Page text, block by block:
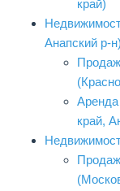
край)
Недвижимость - г. Анапа (Краснодарский
Анапский р-н)
Продажа
Аренда
край,
Продажа